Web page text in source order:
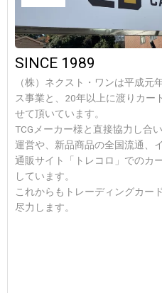
SINCE 1989
（株）ネクスト・ワンは平成元
ス事業と、20年以上に渡りカー
せて頂いています。
TCGメーカー様と直接協力し合
運営や、新品商品の全国流通、
通販サイト「トレコロ」でのカ
しています。
これからもトレーディングカー
尽力します。